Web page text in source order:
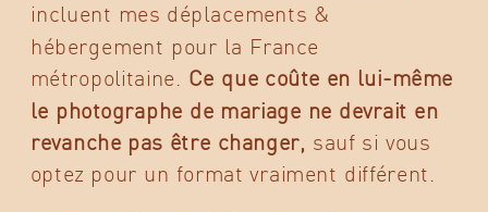
incluent mes déplacements &
hébergement pour la France
métropolitaine. Ce que coûte en lui-même
le photographe de mariage ne devrait en
revanche pas être changer, sauf si vous
optez pour un format vraiment différent.